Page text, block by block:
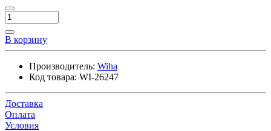
В корзину
Производитель: Wiha
Код товара: WI-26247
Доставка
Оплата
Условия